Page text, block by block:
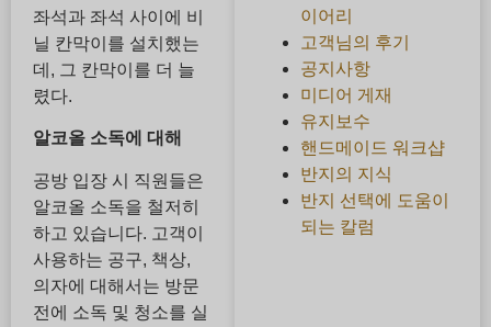
좌석과 좌석 사이에 비
닐 칸막이를 설치했는
데, 그 칸막이를 더 늘
렸다.
알코올 소독에 대해
공방 입장 시 직원들은
알코올 소독을 철저히
하고 있습니다. 고객이
사용하는 공구, 책상,
의자에 대해서는 방문
전에 소독 및 청소를 실
이어리
고객님의 후기
공지사항
미디어 게재
유지보수
핸드메이드 워크샵
반지의 지식
반지 선택에 도움이
되는 칼럼